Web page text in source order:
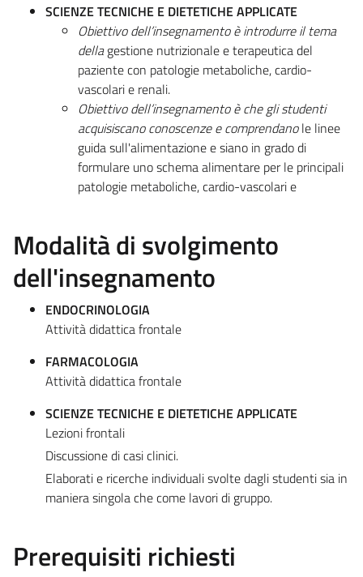
SCIENZE TECNICHE E DIETETICHE APPLICATE
Obiettivo dell’insegnamento è introdurre il tema
dellagestione nutrizionale e terapeutica del
paziente con patologie metaboliche, cardio-
vascolari e renali.
Obiettivo dell’insegnamento è che gli studenti
acquisiscano conoscenze e comprendanole linee
guida sull'alimentazione e siano in grado di
formulare uno schema alimentare per le principali
patologie metaboliche, cardio-vascolari e
Modalità di svolgimento
dell'insegnamento
ENDOCRINOLOGIA
Attività didattica frontale
FARMACOLOGIA
Attività didattica frontale
SCIENZE TECNICHE E DIETETICHE APPLICATE
Lezioni frontali
Discussione di casi clinici.
Elaborati e ricerche individuali svolte dagli studenti sia in
maniera singola che come lavori di gruppo.
Prerequisiti richiesti